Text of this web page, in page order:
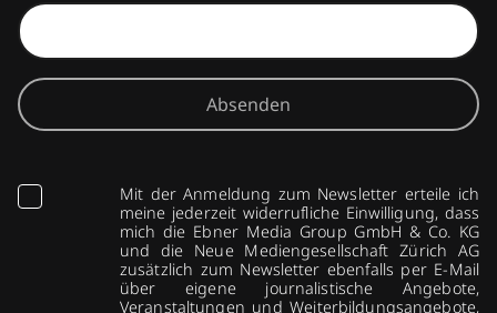
Absenden
Mit der Anmeldung zum Newsletter erteile ich
meine jederzeit widerrufliche Einwilligung, dass
mich die Ebner Media Group GmbH & Co. KG
und die Neue Mediengesellschaft Zürich AG
zusätzlich zum Newsletter ebenfalls per E-Mail
über eigene journalistische Angebote,
Veranstaltungen und Weiterbildungsangebote,